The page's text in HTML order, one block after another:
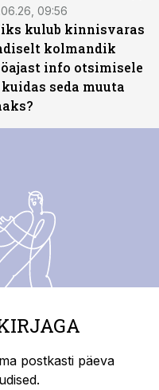
09:56
kulub kinnisvaras
kolmandik
info otsimisele
seda muuta
postkasti päeva